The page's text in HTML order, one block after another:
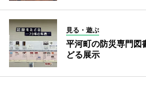
見る・遊ぶ
平河町の防災専門
どる展示